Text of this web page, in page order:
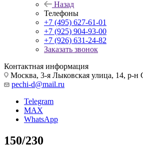
Назад
Телефоны
+7 (495) 627-61-01
+7 (925) 904-93-00
+7 (926) 631-24-82
Заказать звонок
Контактная информация
Москва, 3-я Лыковская улица, 14, р-н
pechi-d@mail.ru
Telegram
MAX
WhatsApp
150/230